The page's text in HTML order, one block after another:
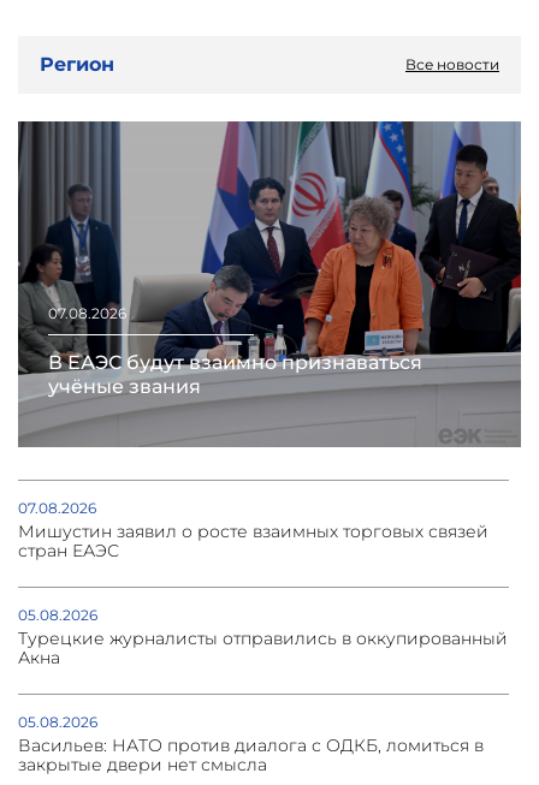
Регион Все новости
07.08.2026
В ЕАЭС будут взаимно признаваться
учёные звания
07.08.2026
Мишустин заявил о росте взаимных торговых связей
стран ЕАЭС
05.08.2026
Турецкие журналисты отправились в оккупированный
Акна
05.08.2026
Васильев: НАТО против диалога с ОДКБ, ломиться в
закрытые двери нет смысла